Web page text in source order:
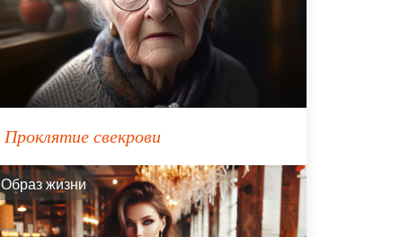
Проклятие свекрови
Образ жизни